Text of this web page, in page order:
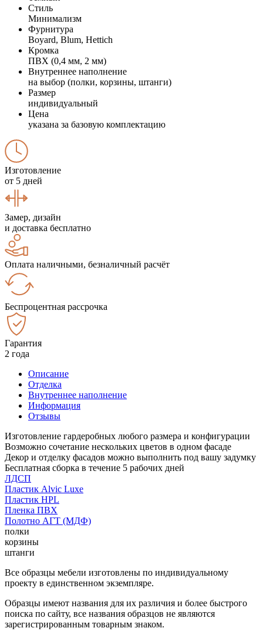
Стиль
Минимализм
Фурнитура
Boyard, Blum, Hettich
Кромка
ПВХ (0,4 мм, 2 мм)
Внутреннее наполнение
на выбор (полки, корзины, штанги)
Размер
индивидуальный
Цена
указана за базовую комплектацию
Изготовление
от 5 дней
Замер, дизайн
и доставка бесплатно
Оплата наличными, безналичный расчёт
Беспроцентная рассрочка
Гарантия
2 года
Описание
Отделка
Внутреннее наполнение
Информация
Отзывы
Изготовление гардеробных любого размера и конфигурации
Возможно сочетание нескольких цветов в одном фасаде
Декор и отделку фасадов можно выполнить под вашу задумку
Бесплатная сборка в течение 5 рабочих дней
ЛДСП
Пластик Alvic Luxe
Пластик HPL
Пленка ПВХ
Полотно АГТ (МДФ)
полки
корзины
штанги
Все образцы мебели изготовлены по индивидуальному
проекту в единственном экземпляре.
Образцы имеют названия для их различия и более быстрого
поиска по сайту, все названия образцов не являются
зарегистрированным товарным знаком.